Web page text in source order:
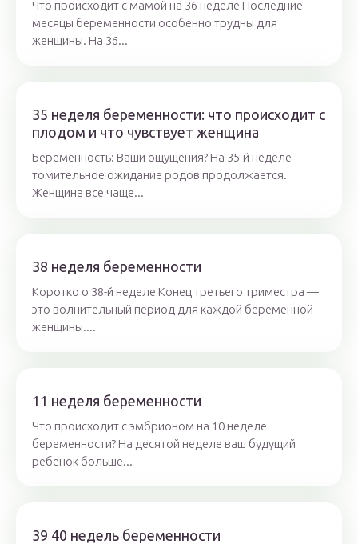
Что происходит с мамой на 36 неделе Последние
месяцы беременности особенно трудны для
женщины. На 36...
35 неделя беременности: что происходит с
плодом и что чувствует женщина
Беременность: Ваши ощущения? На 35-й неделе
томительное ожидание родов продолжается.
Женщина все чаще...
38 неделя беременности
Коротко о 38-й неделе Конец третьего триместра —
это волнительный период для каждой беременной
женщины....
11 неделя беременности
Что происходит с эмбрионом на 10 неделе
беременности? На десятой неделе ваш будущий
ребенок больше...
39 40 недель беременности